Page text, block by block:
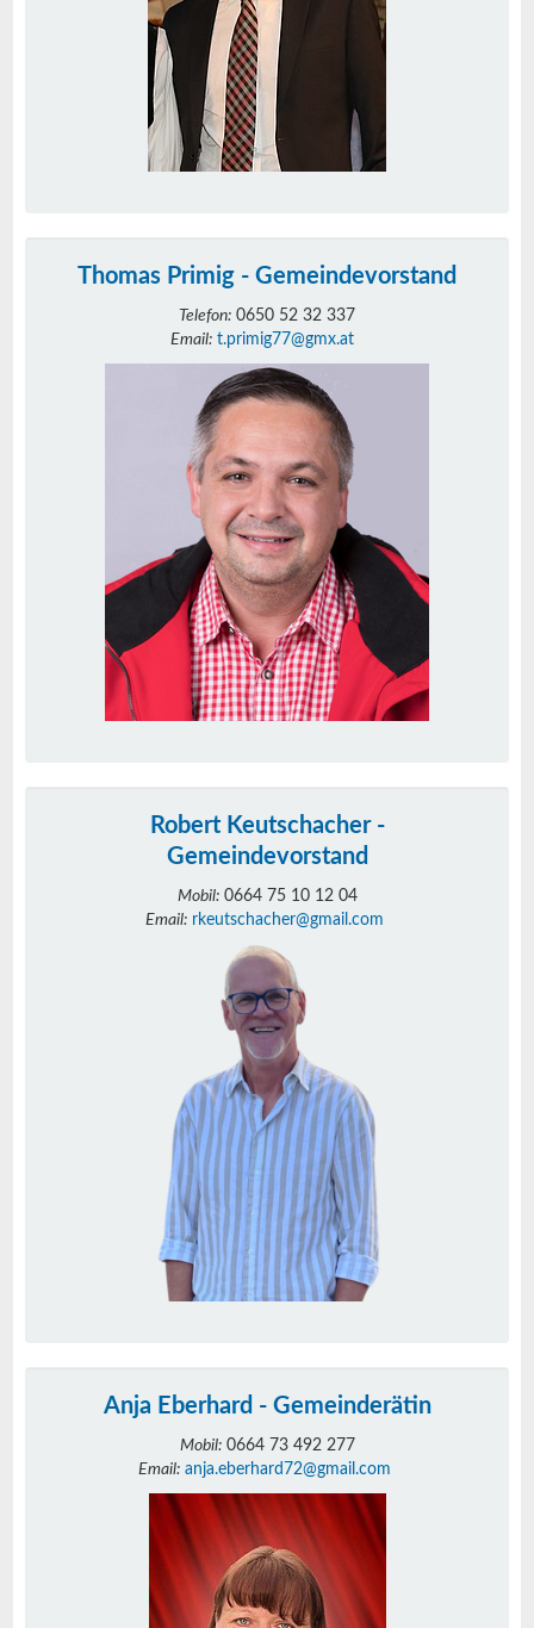
Thomas Primig - Gemeindevorstand
Telefon: 0650 52 32 337
Email: t.primig77@gmx.at
Robert Keutschacher -
Gemeindevorstand
Mobil:0664 75 10 12 04
Email: rkeutschacher@gmail.com
Anja Eberhard - Gemeinderätin
Mobil:0664 73 492 277
Email: anja.eberhard72@gmail.com